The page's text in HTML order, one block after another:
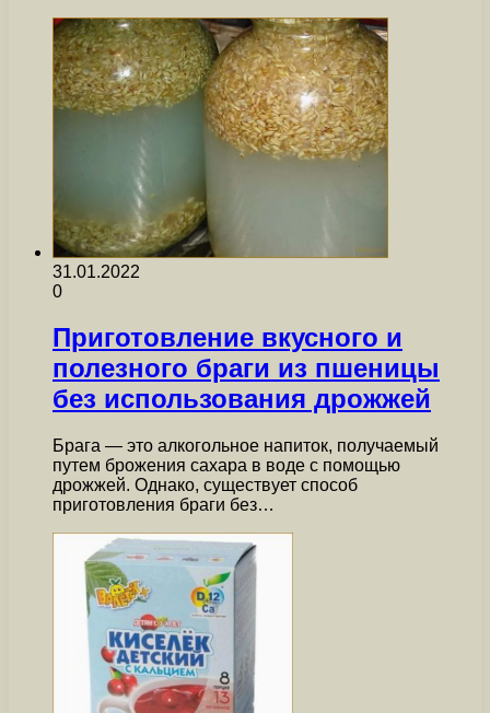
31.01.2022
0
Приготовление вкусного и
полезного браги из пшеницы
без использования дрожжей
Брага — это алкогольное напиток, получаемый
путем брожения сахара в воде с помощью
дрожжей. Однако, существует способ
приготовления браги без…